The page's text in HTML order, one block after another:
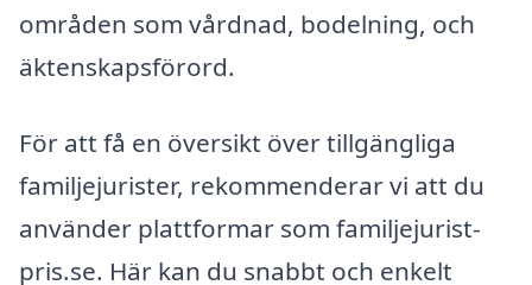
områden som vårdnad, bodelning, och
äktenskapsförord.
För att få en översikt över tillgängliga
familjejurister, rekommenderar vi att du
använder plattformar som familjejurist-
pris.se. Här kan du snabbt och enkelt